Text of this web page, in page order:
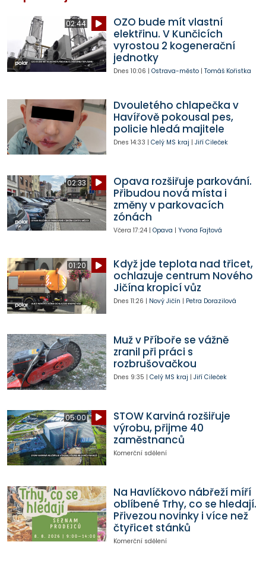
02:44
OZO bude mít vlastní
elektřinu. V Kunčicích
vyrostou 2 kogenerační
jednotky
Dnes 10:06 | Ostrava-město| Tomáš Kořistka
Dvouletého chlapečka v
Havířově pokousal pes,
policie hledá majitele
Dnes 14:33 | Celý MS kraj | Jiří Cileček
02:33
Opava rozšiřuje parkování.
Přibudou nová místa i
změny v parkovacích
zónách
Včera 17:24| Opava | Yvona Fajtová
01:20
Když jde teplota nad třicet,
ochlazuje centrum Nového
Jičína kropicí vůz
Dnes 11:26 | Nový Jičín | Petra Dorazilová
Muž v Příboře se vážně
zranil při práci s
rozbrušovačkou
Dnes 9:35 | Celý MS kraj | Jiří Cileček
05:00
STOW Karviná rozšiřuje
výrobu, přijme 40
zaměstnanců
Komerční sdělení
Na Havlíčkovo nábřeží míří
oblíbené Trhy, co se hledají.
Přivezou novinky i více než
čtyřicet stánků
Komerční sdělení